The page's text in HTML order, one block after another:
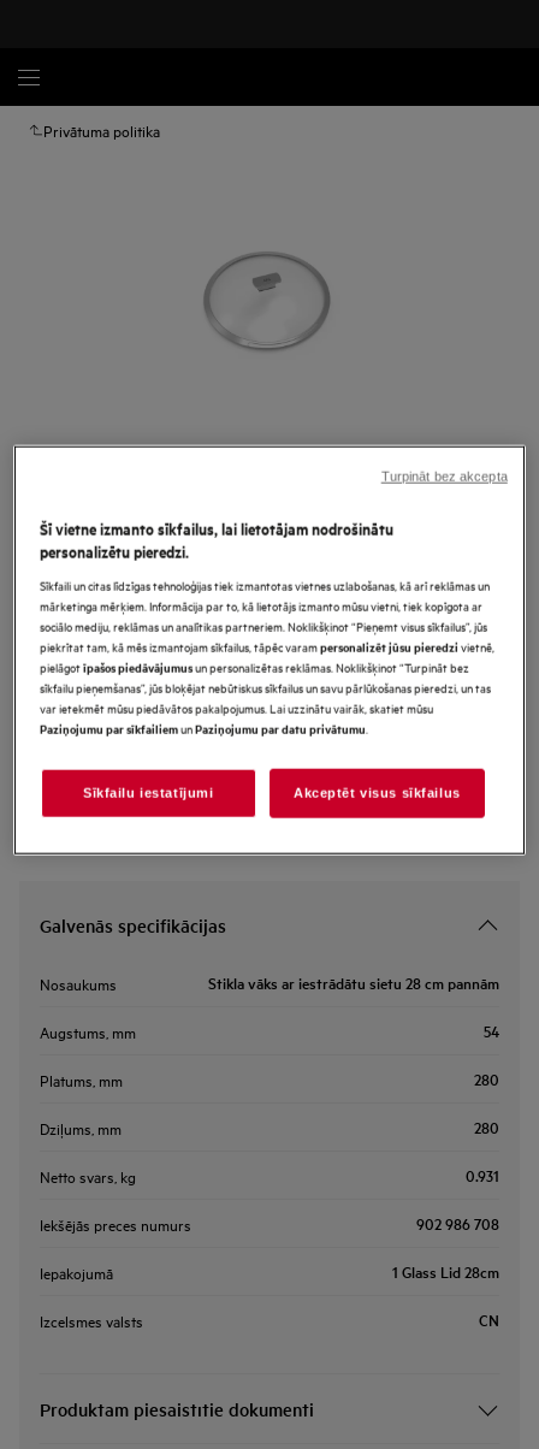
Privātuma politika
A9HOL28
Stikla vāks ar iestrādātu sietu 28 cm
pannām
Priekšrocības
28 cm stikla vāks ”Easy2Clean CookPro” vokpannai un pannai.
28 cm stikla vāks ar tvaika atveri un integrētu caurduri.
Ventilācijas atvere stikla vākā ļauj tvaikam izplūst.
Efektīvi nolejiet šķidrumu ar vākā integrēto caurduri.
Galvenās specifikācijas
Nosaukums Stikla vāks ar iestrādātu sietu 28 cm pannām
Augstums, mm 54
Platums, mm 280
Dziļums, mm 280
Netto svars, kg 0.931
Iekšējās preces numurs 902 986 708
Iepakojumā 1 Glass Lid 28cm
Izcelsmes valsts CN
Produktam piesaistītie dokumenti
Šī vietne izmanto sīkfailus, lai lietotājam nodrošinātu
personalizētu pieredzi.
Sīkfaili un citas līdzīgas tehnoloģijas tiek izmantotas vietnes uzlabošanas, kā arī reklāmas un
mārketinga mērķiem. Informācija par to, kā lietotājs izmanto mūsu vietni, tiek kopīgota ar
sociālo mediju, reklāmas un analītikas partneriem. Noklikšķinot “Pieņemt visus sīkfailus”, jūs
piekrītat tam, kā mēs izmantojam sīkfailus, tāpēc varampersonalizēt jūsu pieredzivietnē,
pielāgotīpašos piedāvājumusun personalizētas reklāmas. Noklikšķinot “Turpināt bez
sīkfailu pieņemšanas”, jūs bloķējat nebūtiskus sīkfailus un savu pārlūkošanas pieredzi, un tas
var ietekmēt mūsu piedāvātos pakalpojumus. Lai uzzinātu vairāk, skatiet mūsu
Paziņojumu par sīkfailiemunPaziņojumu par datu privātumu.
Sīkfailu iestatījumi Akceptēt visus sīkfailus
Turpināt bez akcepta